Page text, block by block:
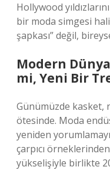
Hollywood
bir moda simgesi
şapkası” değil,
Modern
mi, Yeni Bir
Günümüzde kasket,
ötesinde. Moda
yeniden
çarpıcı
yükselişiyle birlikte